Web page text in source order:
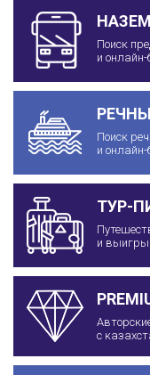
Поиск
и
Поиск
и
ТУР-
и
с